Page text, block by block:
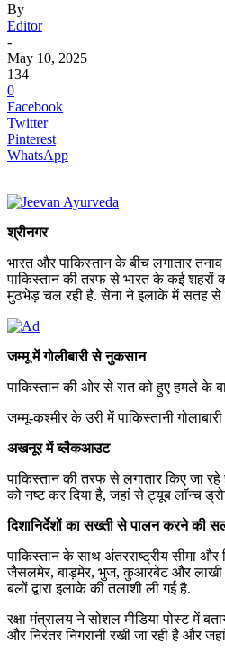
By
Editor
-
May 10, 2025
134
0
Facebook
Twitter
Pinterest
WhatsApp
श्रीनगर
भारत और पाकिस्तान के बीच लगातार
पाकिस्तान की तरफ से भारत के कई शहरों
मुठभेड़ चल रही है. सेना ने इलाके में सतह से
जम्मू में गोलीबारी से नुकसान
पाकिस्तान की ओर से रात को हुए हमले के
जम्मू-कश्मीर के उरी में पाकिस्तानी
अखनूर में ब्लैकआउट
पाकिस्तान की तरफ से लगातार किए जा
को नष्ट कर दिया है, जहां से ट्यूब लॉन्च
दिशानिर्देशों का सख्ती से पालन करने की
पाकिस्तान के साथ अंतरराष्ट्रीय सीमा
जैसलमेर, बाड़मेर, भुज, कुआरबेट और लाखी
बलों द्वारा इलाके की तलाशी ली गई है.
रक्षा मंत्रालय ने सोशल मीडिया पोस्ट में
और निरंतर निगरानी रखी जा रही है और जहां